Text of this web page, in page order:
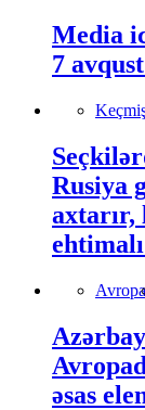
Media
7
Rusiya
axtarır,
əsas